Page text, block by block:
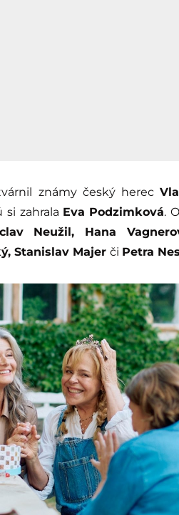
známy český herec
si zahrala Eva Podzimková.
Neužil, Hana
Stanislav Majer či Petra